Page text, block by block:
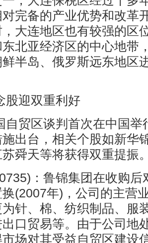
完备的产业优势和改革
大连地区也有较强的区
北亚经济区的中心地带
鲜半岛、俄罗斯远东地区
股迎双重利好
自贸区谈判首次在中国举
出台，相关个股如新华
舜天等将获得双重提振
：鲁锦集团在收购后
(2007年)，公司的主营
针、棉、纺织制品、服
口贸易等。由于公司地
场对其受益自贸区建设